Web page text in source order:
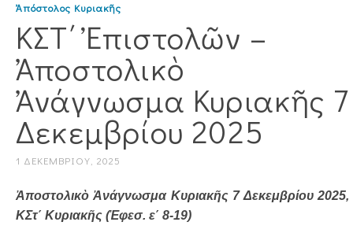
Ἀπόστολος Κυριακῆς
ΚΣΤ΄ Ἐπιστολῶν –
Ἀποστολικὸ
Ἀνάγνωσμα Κυριακῆς 7
Δεκεμβρίου 2025
1 ΔΕΚΕΜΒΡΊΟΥ, 2025
Ἀποστολικὸ Ἀνάγνωσμα Κυριακῆς 7 Δεκεμβρίου 2025,
ΚΣτ΄ Κυριακῆς (Ἐφεσ. ε΄ 8-19)